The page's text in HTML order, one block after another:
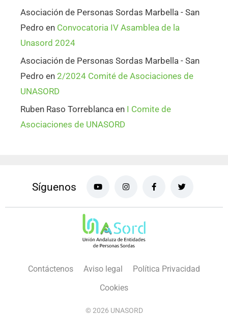
Asociación de Personas Sordas Marbella - San
Pedro en Convocatoria IV Asamblea de la
Unasord 2024
Asociación de Personas Sordas Marbella - San
Pedro en 2/2024 Comité de Asociaciones de
UNASORD
Ruben Raso Torreblanca en I Comite de
Asociaciones de UNASORD
Síguenos
Contáctenos Aviso legal
Política Privacidad
Cookies
© 2026 UNASORD